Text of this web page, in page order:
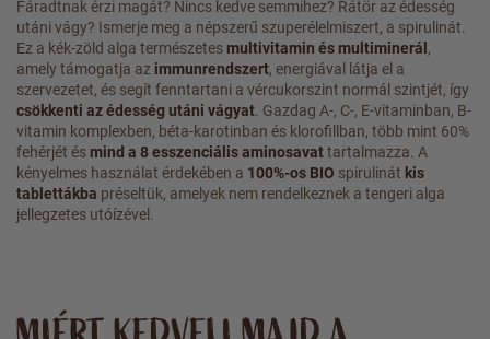
Fáradtnak érzi magát? Nincs kedve semmihez? Rátör az édesség
utáni vágy? Ismerje meg a népszerű szuperélelmiszert, a spirulinát.
Ez a kék-zöld alga természetes multivitamin és multiminerál ,
amely támogatja az immunrendszert, energiával látja el a
szervezetet, és segít fenntartani a vércukorszint normál szintjét, így
csökkenti az édesség utáni vágyat. Gazdag A-, C-, E-vitaminban, B-
vitamin komplexben, béta-karotinban és klorofillban, több mint 60%
fehérjét és mind a 8 esszenciális aminosavattartalmazza. A
kényelmes használat érdekében a 100%-os BIO spirulinát kis
tablettákba préseltük, amelyek nem rendelkeznek a tengeri alga
jellegzetes utóízével.